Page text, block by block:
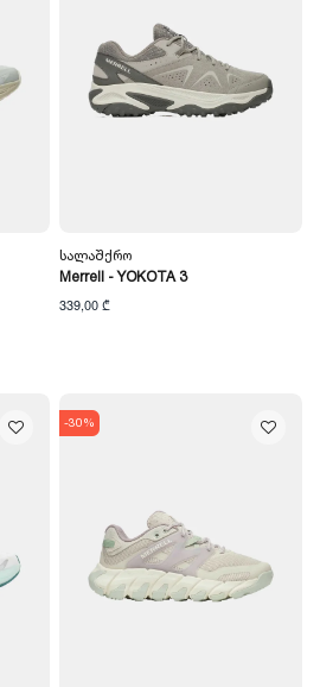
Სალაშქრო
Merrell - YOKOTA 3
339,00 ₾
-30%